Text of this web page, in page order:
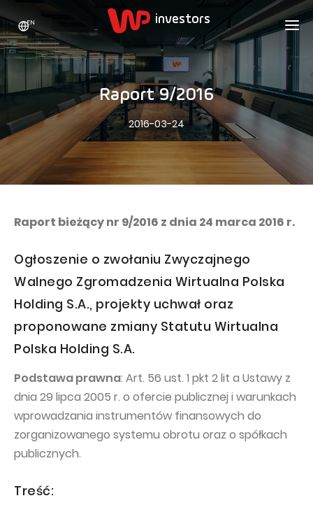
WP HOLDING
ABOUT US
Who we are
Growth strategy
Statistics
The values
Our history
Press office
Sustainable development
Wakacje.pl
Audioteka Group
Totalmoney
INVESTORS
SHARES
Stock Quotes
WPL Shares
Dividend Policy
Announcements
Motivational programs
PUBLICATIONS AND TIMETABLE
Current reports
Integrated reports
Letters of the CEO
Financial presentations
Press releases
ADVERTISING
WP Media
Totalmoney
Nocowanie.pl
Superauto.pl
CONTACT
EN
Raport 9/2016
2016-03-24
Raport bieżący nr 9/2016 z dnia 24 marca 2016 r.
Ogłoszenie o zwołaniu Zwyczajnego
Walnego Zgromadzenia Wirtualna Polska
Holding S.A., projekty uchwał oraz
proponowane zmiany Statutu Wirtualna
Polska Holding S.A.
Podstawa prawna: Art. 56 ust. 1 pkt 2 lit a Ustawy z
dnia 29 lipca 2005 r. o ofercie publicznej i warunkach
wprowadzania instrumentów finansowych do
zorganizowanego systemu obrotu oraz o spółkach
publicznych.
Treść: